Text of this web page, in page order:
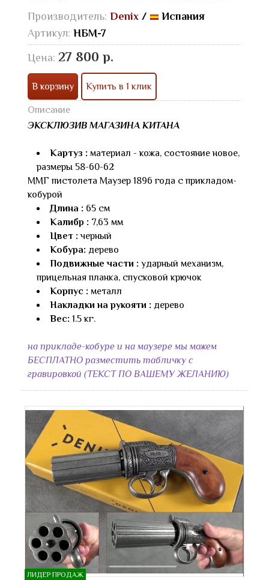
Производитель: Denix /
Испания
Артикул: НБМ-7
Цена: 27 800 р.
В корзину Купить в 1 клик
Описание
ЭКСКЛЮЗИВ МАГАЗИНА КИТАНА
Картуз : материал - кожа, состояние новое,
размеры 58-60-62
ММГ пистолета Маузер 1896 года с прикладом-
кобурой
Длина : 65 см
Калибр : 7,63 мм
Цвет : черный
Кобура: дерево
Подвижные части : ударный механизм,
прицельная планка, спусковой крючок
Корпус : металл
Накладки на рукояти : дерево
Вес: 1.5 кг.
на прикладе-кобуре и на маузере мы можем
БЕСПЛАТНО разместить табличку с
гравировкой (ТЕКСТ ПО ВАШЕМУ ЖЕЛАНИЮ)
ЛИДЕР ПРОДАЖ